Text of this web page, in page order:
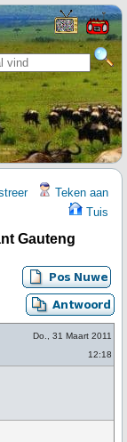
Teken aan
Tuis
Gauteng
Do., 31 Maart 2011
12:18